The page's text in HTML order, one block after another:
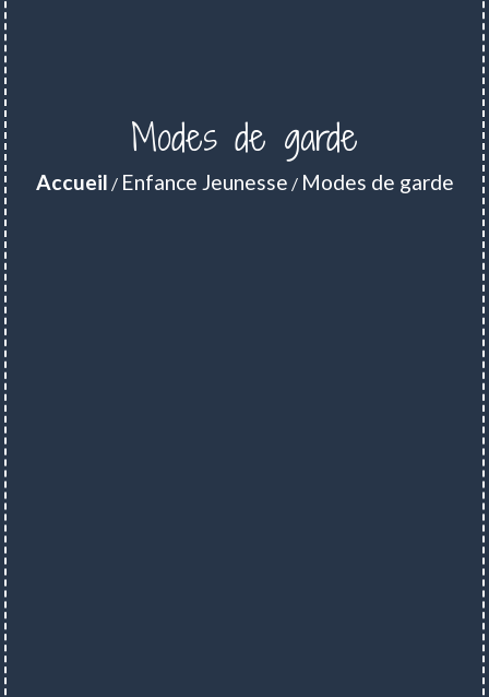
Modes de garde
Accueil / Enfance Jeunesse / Modes de garde